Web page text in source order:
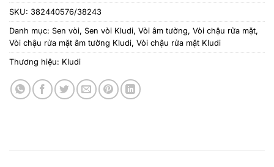
SKU: 382440576/38243
Danh mục: Sen vòi, Sen vòi Kludi, Vòi âm tường, Vòi chậu rửa mặt,
Vòi chậu rửa mặt âm tường Kludi, Vòi chậu rửa mặt Kludi
Thương hiệu: Kludi